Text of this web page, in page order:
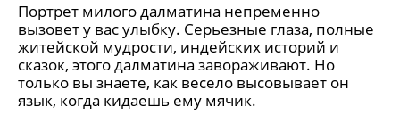
Портрет милого далматина непременно
вызовет у вас улыбку. Серьезные глаза, полные
житейской мудрости, индейских историй и
сказок, этого далматина завораживают. Но
только вы знаете, как весело высовывает он
язык, когда кидаешь ему мячик.